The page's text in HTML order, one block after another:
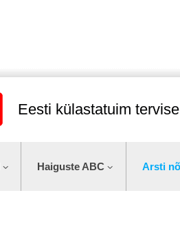
Eesti külastatuim
Haiguste ABC Arsti